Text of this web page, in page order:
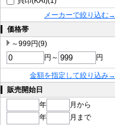
メーカーで絞り込む→
価格帯
～999円(9)
円～
円
金額を指定して絞り込み→
販売開始日
年
月から
年
月まで